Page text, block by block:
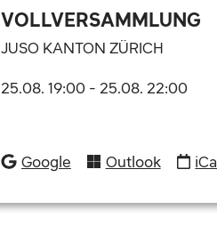
VOLLVERSAMMLUNG
JUSO KANTON ZÜRICH
25.08. 19:00 - 25.08. 22:00
Google Outlook iCal